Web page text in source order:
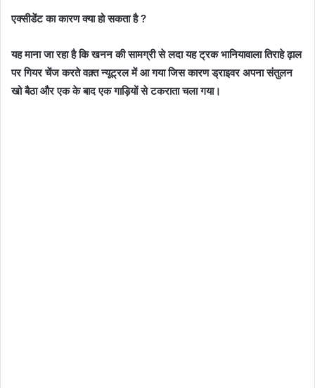
एक्सीडेंट का कारण क्या हो सकता है ?
यह माना जा रहा है कि खनन की सामग्री से लदा यह ट्रक भानियावाला तिराहे ढ़ाल
पर गियर चेंज करते वक़्त न्यूट्रल में आ गया जिस कारण ड्राइवर अपना संतुलन
खो बैठा और एक के बाद एक गाड़ियों से टकराता चला गया।